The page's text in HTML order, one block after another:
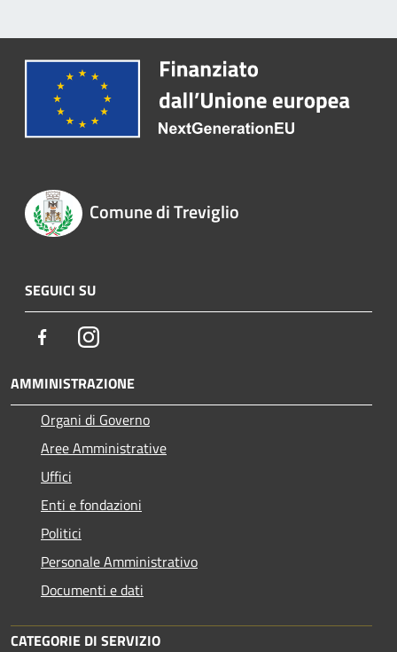
Comune di Treviglio
SEGUICI SU
FacebookInstagram
AMMINISTRAZIONE
Organi di Governo
Aree Amministrative
Uffici
Enti e fondazioni
Politici
Personale Amministrativo
Documenti e dati
CATEGORIE DI SERVIZIO